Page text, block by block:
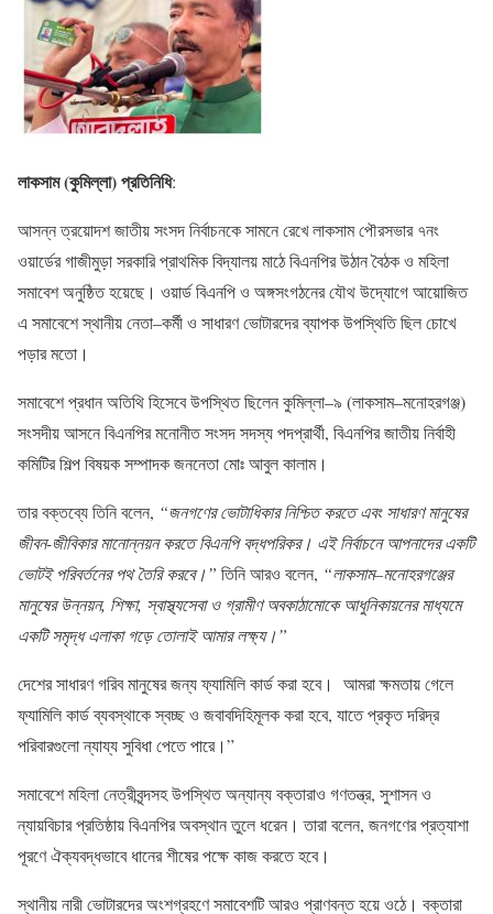
লাকসাম (কুমিল্লা) প্রতিনিধি:
আসন্ন ত্রয়োদশ জাতীয় সংসদ নির্বাচনকে সামনে রেখে লাকসাম পৌরসভার ৭নং
ওয়ার্ডের গাজীমুড়া সরকারি প্রাথমিক বিদ্যালয় মাঠে বিএনপির উঠান বৈঠক ও মহিলা
সমাবেশ অনুষ্ঠিত হয়েছে। ওয়ার্ড বিএনপি ও অঙ্গসংগঠনের যৌথ উদ্যোগে আয়োজিত
এ সমাবেশে স্থানীয় নেতা–কর্মী ও সাধারণ ভোটারদের ব্যাপক উপস্থিতি ছিল চোখে
পড়ার মতো।
সমাবেশে প্রধান অতিথি হিসেবে উপস্থিত ছিলেন কুমিল্লা–৯ (লাকসাম–মনোহরগঞ্জ)
সংসদীয় আসনে বিএনপির মনোনীত সংসদ সদস্য পদপ্রার্থী, বিএনপির জাতীয় নির্বাহী
কমিটির শিল্প বিষয়ক সম্পাদক জননেতা মোঃ আবুল কালাম।
তার বক্তব্যে তিনি বলেন, “জনগণের ভোটাধিকার নিশ্চিত করতে এবং সাধারণ মানুষের
জীবন-জীবিকার মানোন্নয়ন করতে বিএনপি বদ্ধপরিকর। এই নির্বাচনে আপনাদের একটি
ভোটই পরিবর্তনের পথ তৈরি করবে।” তিনি আরও বলেন, “লাকসাম–মনোহরগঞ্জের
মানুষের উন্নয়ন, শিক্ষা, স্বাস্থ্যসেবা ও গ্রামীণ অবকাঠামোকে আধুনিকায়নের মাধ্যমে
একটি সমৃদ্ধ এলাকা গড়ে তোলাই আমার লক্ষ্য।”
দেশের সাধারণ গরিব মানুষের জন্য ফ্যামিলি কার্ড করা হবে। আমরা ক্ষমতায় গেলে
ফ্যামিলি কার্ড ব্যবস্থাকে স্বচ্ছ ও জবাবদিহিমূলক করা হবে, যাতে প্রকৃত দরিদ্র
পরিবারগুলো ন্যায্য সুবিধা পেতে পারে।”
সমাবেশে মহিলা নেত্রীবৃন্দসহ উপস্থিত অন্যান্য বক্তারাও গণতন্ত্র, সুশাসন ও
ন্যায়বিচার প্রতিষ্ঠায় বিএনপির অবস্থান তুলে ধরেন। তারা বলেন, জনগণের প্রত্যাশা
পূরণে ঐক্যবদ্ধভাবে ধানের শীষের পক্ষে কাজ করতে হবে।
স্থানীয় নারী ভোটারদের অংশগ্রহণে সমাবেশটি আরও প্রাণবন্ত হয়ে ওঠে। বক্তারা